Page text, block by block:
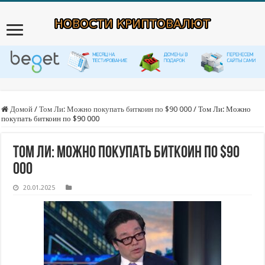
Домой / Том Ли: Можно покупать биткоин по $90 000 / Том Ли: Можно
покупать биткоин по $90 000
Том Ли: Можно покупать биткоин по $90
000
20.01.2025